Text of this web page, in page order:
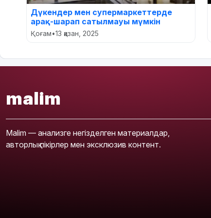
Дүкендер мен супермаркеттерде
арақ-шарап сатылмауы мүмкін
Қоғам•13 қазан, 2025
malim
Malim — анализге негізделген материалдар,
авторлық пікірлер мен эксклюзив контент.